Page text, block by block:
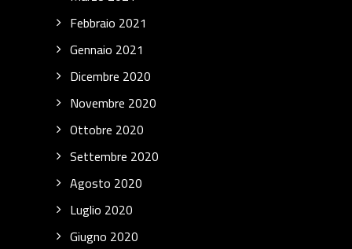
Febbraio 2021
Gennaio 2021
Dicembre 2020
Novembre 2020
Ottobre 2020
Settembre 2020
Agosto 2020
Luglio 2020
Giugno 2020